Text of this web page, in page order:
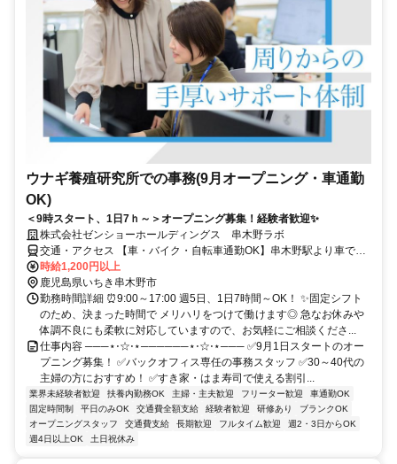
ウナギ養殖研究所での事務(9月オープニング・車通勤
OK)
＜9時スタート、1日7ｈ～＞オープニング募集！経験者歓迎✨
株式会社ゼンショーホールディングス 串木野ラボ
交通・アクセス 【車・バイク・自転車通勤OK】串木野駅より車で6
分
時給1,200円以上
鹿児島県いちき串木野市
勤務時間詳細 ⏰9:00～17:00 週5日、1日7時間～OK！ ✨固定シフト
のため、決まった時間で メリハリをつけて働けます◎ 急なお休みや
体調不良にも柔軟に対応していますので、お気軽にご相談くださ...
仕事内容 ───⋆⋅☆⋅⋆──────⋆⋅☆⋅⋆─── ✅9月1日スタートのオー
プニング募集！ ✅バックオフィス専任の事務スタッフ ✅30～40代の
主婦の方におすすめ！ ✅すき家・はま寿司で使える割引...
業界未経験者歓迎 扶養内勤務OK 主婦・主夫歓迎 フリーター歓迎
車通勤OK
固定時間制
平日のみOK 交通費全額支給 経験者歓迎 研修あり
ブランクOK
オープニングスタッフ
交通費支給 長期歓迎 フルタイム歓迎
週2・3日からOK
週4日以上OK
土日祝休み